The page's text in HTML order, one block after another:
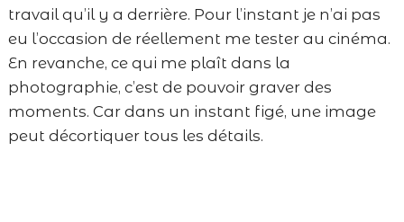
travail qu’il y a derrière. Pour l’instant je n’ai pas
eu l’occasion de réellement me tester au cinéma.
En revanche, ce qui me plaît dans la
photographie, c’est de pouvoir graver des
moments. Car dans un instant figé, une image
peut décortiquer tous les détails.